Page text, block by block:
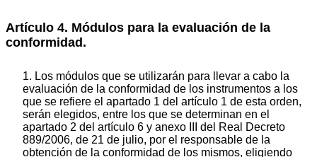
Artículo 4. Módulos para la evaluación de la
conformidad.
1. Los módulos que se utilizarán para llevar a cabo la
evaluación de la conformidad de los instrumentos a los
que se refiere el apartado 1 del artículo 1 de esta orden,
serán elegidos, entre los que se determinan en el
apartado 2 del artículo 6 y anexo III del Real Decreto
889/2006, de 21 de julio, por el responsable de la
obtención de la conformidad de los mismos, eligiendo